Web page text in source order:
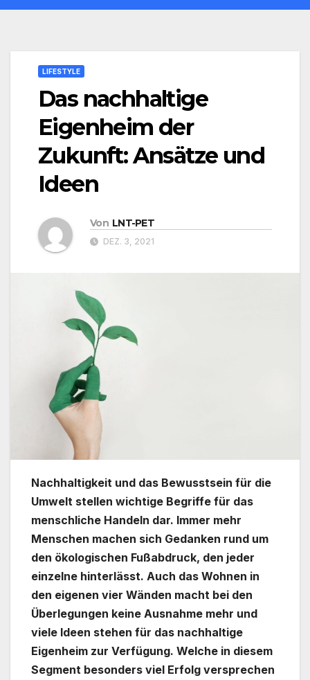
LIFESTYLE
Das nachhaltige
Eigenheim der
Zukunft: Ansätze und
Ideen
Von LNT-PET
DEZ. 3, 2021
Nachhaltigkeit und das Bewusstsein für die
Umwelt stellen wichtige Begriffe für das
menschliche Handeln dar. Immer mehr
Menschen machen sich Gedanken rund um
den ökologischen Fußabdruck, den jeder
einzelne hinterlässt. Auch das Wohnen in
den eigenen vier Wänden macht bei den
Überlegungen keine Ausnahme mehr und
viele Ideen stehen für das nachhaltige
Eigenheim zur Verfügung. Welche in diesem
Segment besonders viel Erfolg versprechen